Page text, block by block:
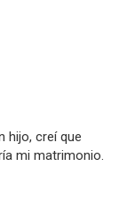
hijo, creí que
mi matrimonio.